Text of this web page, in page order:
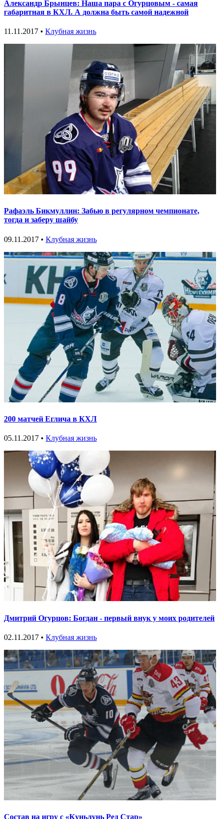
Александр Брынцев: Наша пара с Огурцовым - самая
габаритная в КХЛ. А должна быть самой надежной
11.11.2017 • Клубная жизнь
Рафаэль Бикмуллин: Забью в регулярном чемпионате,
тогда и заберу шайбу
09.11.2017 • Клубная жизнь
200 матчей Еглича в КХЛ
05.11.2017 • Клубная жизнь
Дмитрий Огурцов: Богдан - первый внук у моих родителей
02.11.2017 • Клубная жизнь
Состав на игру с «Куньлунь Ред Стар»